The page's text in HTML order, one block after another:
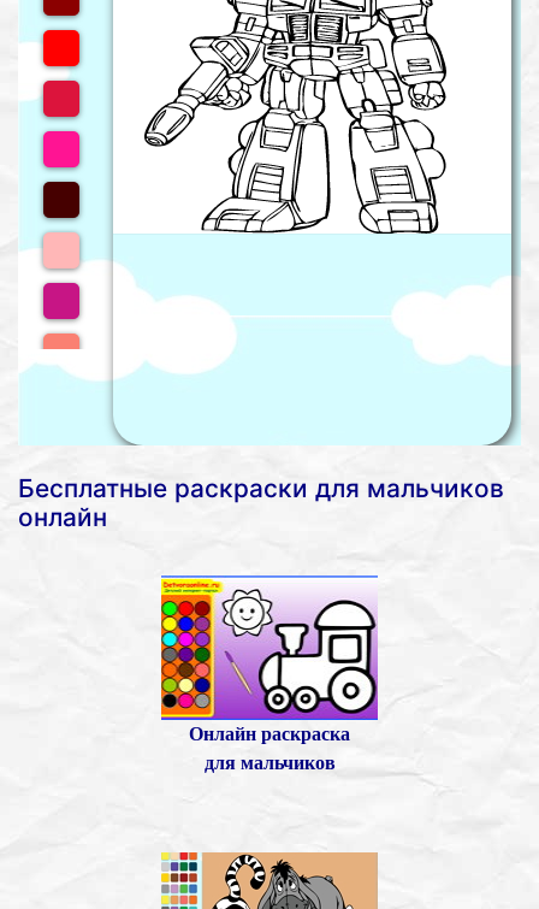
Бесплатные раскраски для мальчиков
онлайн
Онлайн раскраска
для мальчиков